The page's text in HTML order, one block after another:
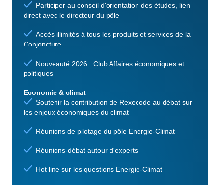
Participer au conseil d'orientation des études, lien
direct avec le directeur du pôle
Accès illimités à tous les produits et services de la
Conjoncture
Nouveauté 2026: Club Affaires économiques et
politiques
Economie & climat
Soutenir la contribution de Rexecode au débat sur
les enjeux économiques du climat
Réunions de pilotage du pôle Energie-Climat
Réunions-débat autour d'experts
Hot line sur les questions Energie-Climat